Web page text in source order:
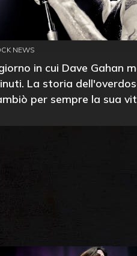
NEWS
in cui Dave Gahan
La storia
per sempre la sua